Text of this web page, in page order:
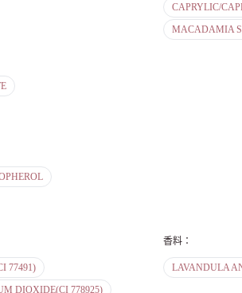
CAPRYLIC/
MACADAMIA
77491)
DIOXIDE(CI 778925)
香料 ：
LAVANDULA